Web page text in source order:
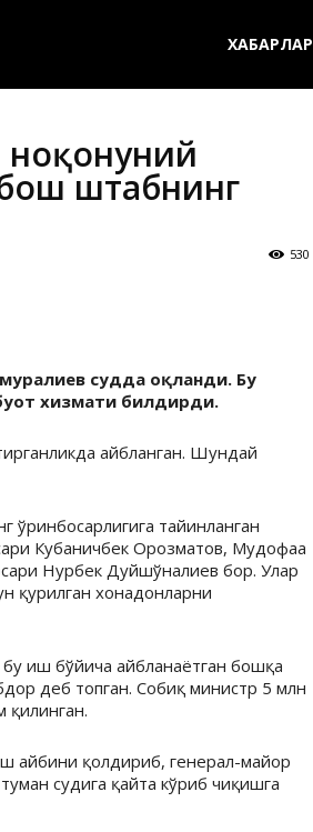
ХАБАРЛАР
ноқонуний
штабнинг
530
судда оқланди. Бу
хизмати билдирди.
айбланган. Шундай
ўринбосарлигига тайинланган
Кубаничбек Орозматов, Мудофаа
Нурбек Дуйшўналиев бор. Улар
қурилган хонадонларни
иш бўйича айбланаётган бошқа
деб топган. Собиқ министр 5 млн
қилинган.
айбини қолдириб, генерал-майор
судига қайта кўриб чиқишга